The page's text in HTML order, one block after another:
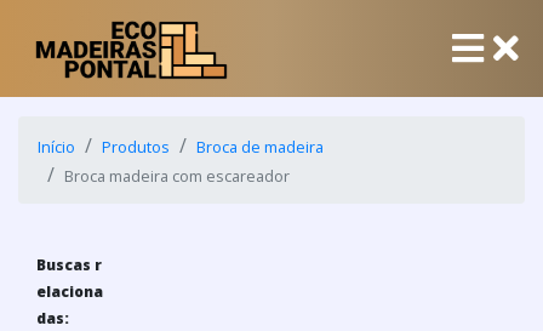
Início Produtos
Broca de madeira
Broca madeira com escareador
Buscas r
elaciona
das: